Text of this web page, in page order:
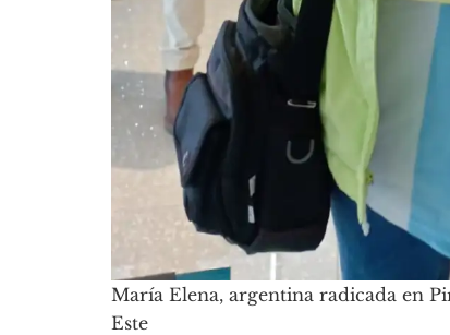
María Elena, argentina radicada en
Este